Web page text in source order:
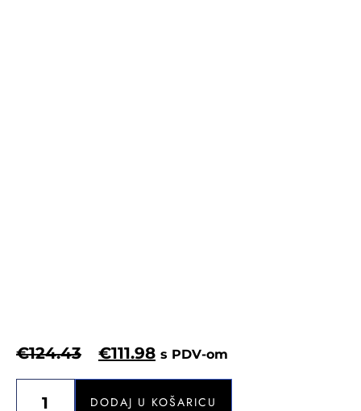
€124.43 €111.98 s PDV-om
DODAJ U KOŠARICU